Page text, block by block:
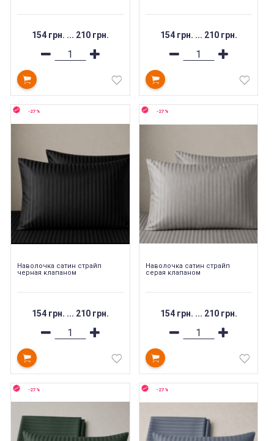
154 грн. ... 210 грн. 154 грн. ... 210 грн.
-27%
Наволочка cатин cтрайп
черная клапаном
154 грн. ... 210 грн.
-27%
Наволочка cатин cтрайп
серая клапаном
154 грн. ... 210 грн.
-27% -27%